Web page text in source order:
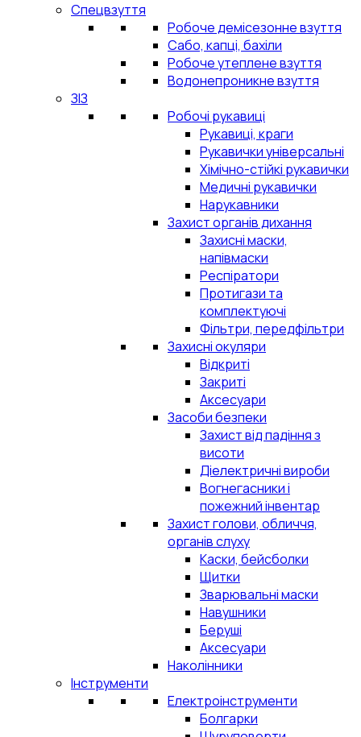
Спецвзуття
Робоче демісезонне взуття
Сабо, капці, бахіли
Робоче утеплене взуття
Водонепроникне взуття
ЗІЗ
Робочі рукавиці
Рукавиці, краги
Рукавички універсальні
Хімічно-стійкі рукавички
Медичні рукавички
Нарукавники
Захист органів дихання
Захисні маски,
напівмаски
Респіратори
Протигази та
комплектуючі
Фільтри, передфільтри
Захисні окуляри
Відкриті
Закриті
Аксесуари
Засоби безпеки
Захист від падіння з
висоти
Діелектричні вироби
Вогнегасники і
пожежний інвентар
Захист голови, обличчя,
органів слуху
Каски, бейсболки
Щитки
Зварювальні маски
Навушники
Беруші
Аксесуари
Наколінники
Інструменти
Електроінструменти
Болгарки